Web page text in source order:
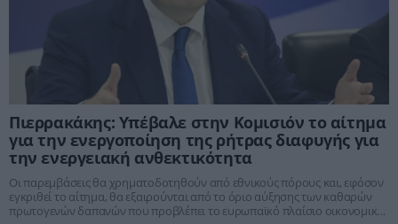
Πιερρακάκης: Υπέβαλε στην Κομισιόν το αίτημα
για την ενεργοποίηση της ρήτρας διαφυγής για
την ενεργειακή ανθεκτικότητα
Οι παρεμβάσεις θα χρηματοδοτηθούν από εθνικούς πόρους και, εφόσον
εγκριθεί το αίτημα, θα εξαιρούνται από το όριο αύξησης των καθαρών
πρωτογενών δαπανών που προβλέπει το ευρωπαϊκό πλαίσιο οικονομικής